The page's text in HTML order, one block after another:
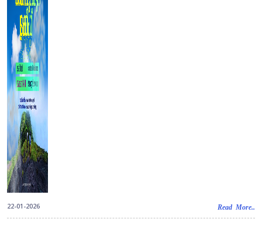
22-01-2026 Read More..